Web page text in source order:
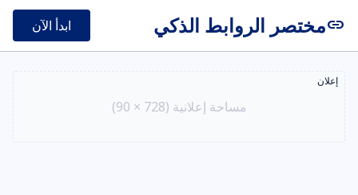
linkمختصر الروابط الذكي ابدأ الآن
إعلان
مساحة إعلانية (728 × 90)